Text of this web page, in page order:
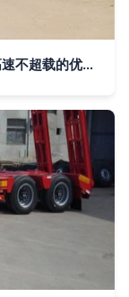
三线六桥低平板半挂车 运输大型挖掘机高速不超载的优选方案